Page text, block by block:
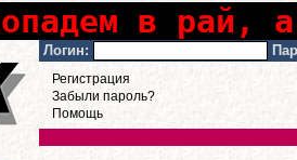
в рай,
Логин:
Регистрация
Забыли пароль?
Помощь